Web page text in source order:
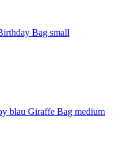
Bag small
blau Giraffe Bag medium